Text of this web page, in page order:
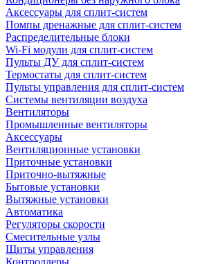
Аксессуары для сплит-систем
Помпы дренажные для сплит-систем
Распределительные блоки
Wi-Fi модули для сплит-систем
Пульты ДУ для сплит-систем
Термостаты для сплит-систем
Пульты управления для сплит-систем
Системы вентиляции воздуха
Вентиляторы
Промышленные вентиляторы
Аксессуары
Вентиляционные установки
Приточные установки
Приточно-вытяжные
Бытовые установки
Вытяжные установки
Автоматика
Регуляторы скорости
Смесительные узлы
Щиты управления
Контроллеры